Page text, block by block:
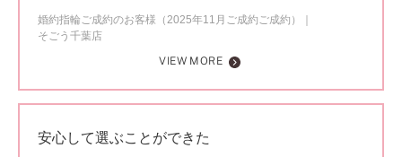
婚約指輪ご成約のお客様（2025年11月ご成約ご成約）
そごう千葉店
VIEW MORE
安心して選ぶことができた